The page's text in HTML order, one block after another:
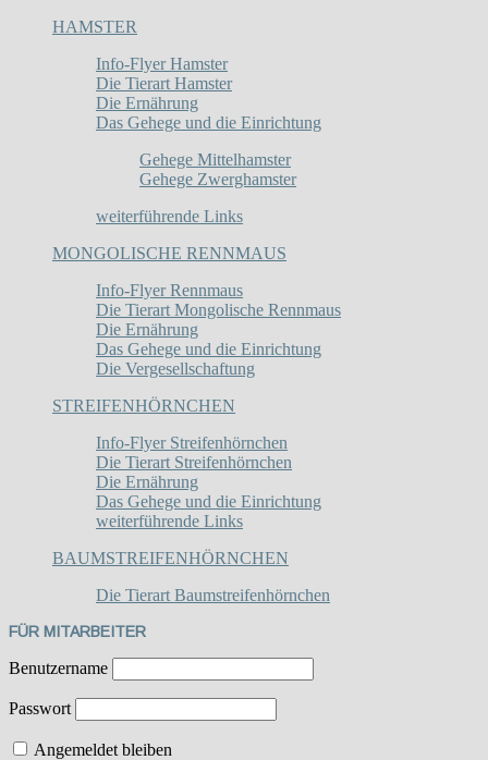
HAMSTER
Info-Flyer Hamster
Die Tierart Hamster
Die Ernährung
Das Gehege und die Einrichtung
Gehege Mittelhamster
Gehege Zwerghamster
weiterführende Links
MONGOLISCHE RENNMAUS
Info-Flyer Rennmaus
Die Tierart Mongolische Rennmaus
Die Ernährung
Das Gehege und die Einrichtung
Die Vergesellschaftung
STREIFENHÖRNCHEN
Info-Flyer Streifenhörnchen
Die Tierart Streifenhörnchen
Die Ernährung
Das Gehege und die Einrichtung
weiterführende Links
BAUMSTREIFENHÖRNCHEN
Die Tierart Baumstreifenhörnchen
FÜR MITARBEITER
Benutzername
Passwort
Angemeldet bleiben